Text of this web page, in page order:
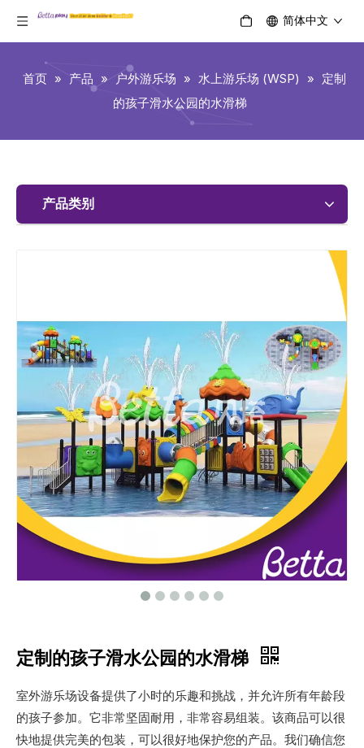
简体中文
首页 » 产品 » 户外游乐场 » 水上游乐场 (WSP) » 定制
的孩子滑水公园的水滑梯
产品类别
定制的孩子滑水公园的水滑梯
室外游乐场设备提供了小时的乐趣和挑战，并允许所有年龄段
的孩子参加。它非常坚固耐用，非常容易组装。该商品可以很
快地提供完美的包装，可以很好地保护您的产品。我们确信您